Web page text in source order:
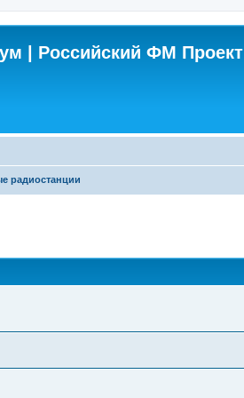
| Российский ФМ Проект
радиостанции